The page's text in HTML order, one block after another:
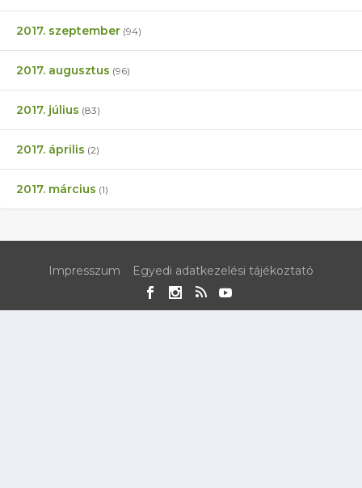
2017. szeptember (94)
2017. augusztus (96)
2017. július (83)
2017. április (2)
2017. március (1)
Impresszum Egyedi adatkezelési tájékoztató